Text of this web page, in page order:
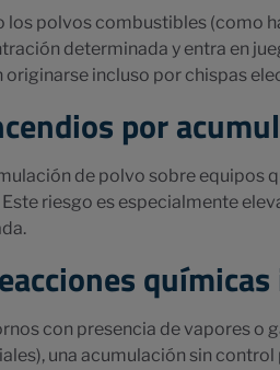
los polvos combustibles (como
determinada y entra en
originarse incluso por chispas
por
de polvo sobre equipos
Este riesgo es especialmente
con presencia de vapores
una acumulación sin